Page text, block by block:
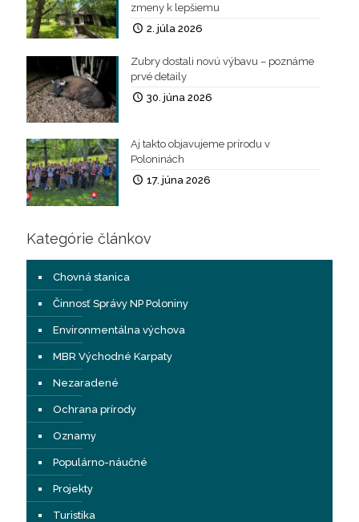
zmeny k lepšiemu
2. júla 2026
Zubry dostali novú výbavu – poznáme
prvé detaily
30. júna 2026
Aj takto objavujeme prírodu v
Poloninách
17. júna 2026
Kategórie článkov
Chovná stanica
Činnosť Správy NP Poloniny
Environmentálna výchova
MBR Východné Karpaty
Nezaradené
Ochrana prírody
Oznamy
Populárno-náučné
Projekty
Turistika